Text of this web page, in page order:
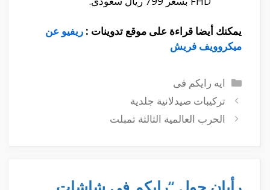
يمكنك أيضا قراءة على موقع تدوينات : ريفيو عن
ميكروويف فريش
التصنيفات
ايه رايكم فى
تركيبات صيدلانية جلدية
الحرب العالمية الثالثة تمبلت